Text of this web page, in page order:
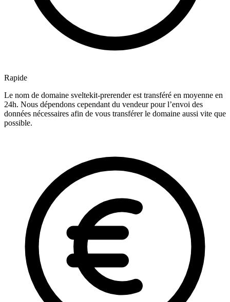
Rapide
Le nom de domaine sveltekit-prerender est transféré en moyenne en
24h. Nous dépendons cependant du vendeur pour l’envoi des
données nécessaires afin de vous transférer le domaine aussi vite que
possible.